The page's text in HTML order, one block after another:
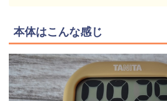
本体はこんな感じ